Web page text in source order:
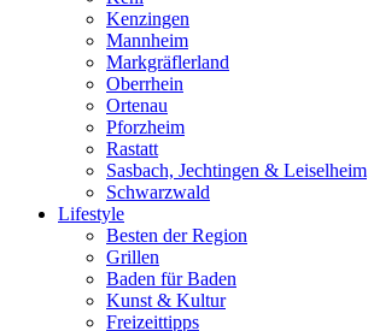
Kenzingen
Mannheim
Markgräflerland
Oberrhein
Ortenau
Pforzheim
Rastatt
Sasbach, Jechtingen & Leiselheim
Schwarzwald
Lifestyle
Besten der Region
Grillen
Baden für Baden
Kunst & Kultur
Freizeittipps